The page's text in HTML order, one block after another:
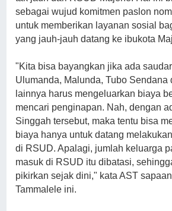
sebagai wujud komitmen paslon
untuk memberikan layanan sosial
yang jauh-jauh datang ke ibukota
"Kita bisa bayangkan jika ada
Ulumanda, Malunda, Tubo Sendana
lainnya harus mengeluarkan biaya
mencari penginapan. Nah, dengan
Singgah tersebut, maka tentu bisa
biaya hanya untuk datang
di RSUD. Apalagi, jumlah keluarga
masuk di RSUD itu dibatasi,
pikirkan sejak dini," kata AST
Tammalele ini.